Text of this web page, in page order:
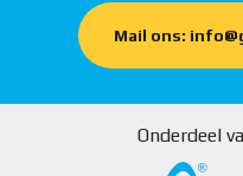
Mail ons:
Onderdeel